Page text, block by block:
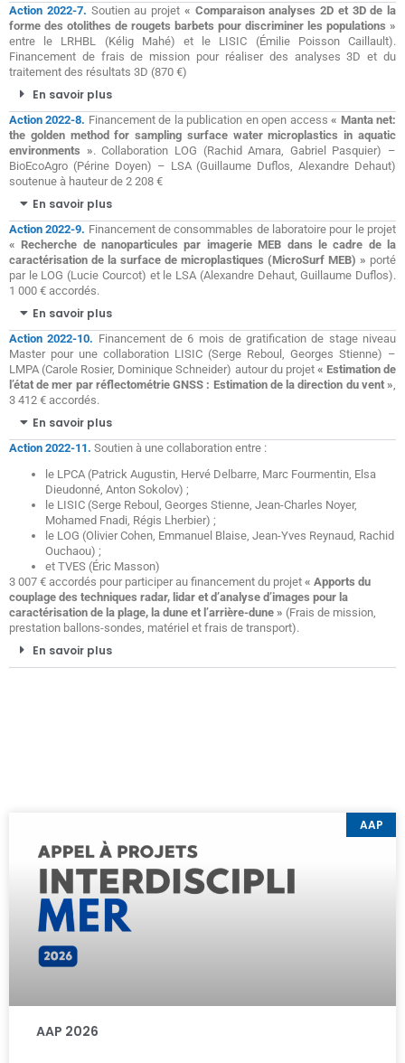
Action 2022-7. Soutien au projet « Comparaison analyses 2D et 3D de la
forme des otolithes de rougets barbets pour discriminer les populations »
entre le LRHBL (Kélig Mahé) et le LISIC (Émilie Poisson Caillault).
Financement de frais de mission pour réaliser des analyses 3D et du
traitement des résultats 3D (870 €)
En savoir plus
Action 2022-8. Financement de la publication en open access« Manta net:
the golden method for sampling surface water microplastics in aquatic
environments ». Collaboration LOG (Rachid Amara, Gabriel Pasquier) –
BioEcoAgro (Périne Doyen) – LSA (Guillaume Duflos, Alexandre Dehaut)
soutenue à hauteur de 2 208 €
En savoir plus
Action 2022-9. Financement de consommables de laboratoire pour le projet
« Recherche de nanoparticules par imagerie MEB dans le cadre de la
caractérisation de la surface de microplastiques (MicroSurf MEB) » porté
par le LOG (Lucie Courcot) et le LSA (Alexandre Dehaut, Guillaume Duflos).
1 000 € accordés.
En savoir plus
Action 2022-10. Financement de 6 mois de gratification de stage niveau
Master pour une collaboration LISIC (Serge Reboul, Georges Stienne) –
LMPA (Carole Rosier, Dominique Schneider) autour du projet « Estimation de
l’état de mer par réflectométrie GNSS : Estimation de la direction du vent »,
3 412 € accordés.
En savoir plus
Action 2022-11. Soutien à une collaboration entre :
le LPCA (Patrick Augustin, Hervé Delbarre, Marc Fourmentin, Elsa
Dieudonné, Anton Sokolov) ;
le LISIC (Serge Reboul, Georges Stienne, Jean-Charles Noyer,
Mohamed Fnadi, Régis Lherbier) ;
le LOG (Olivier Cohen, Emmanuel Blaise, Jean-Yves Reynaud, Rachid
Ouchaou) ;
et TVES (Éric Masson)
3 007 € accordés pour participer au financement du projet « Apports du
couplage des techniques radar, lidar et d’analyse d’images pour la
caractérisation de la plage, la dune et l’arrière-dune » (Frais de mission,
prestation ballons-sondes, matériel et frais de transport).
En savoir plus
AAP
AAP 2026